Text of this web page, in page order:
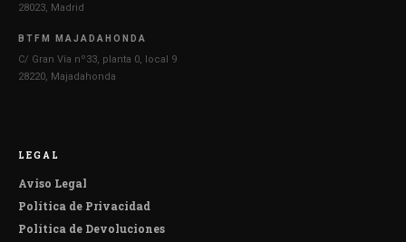
28023, Madrid
BTFM MAJADAHONDA
C/ Gran Vía nº33, planta 0, local 9
28220, Majadahonda
LEGAL
Aviso Legal
Política de Privacidad
Política de Devoluciones